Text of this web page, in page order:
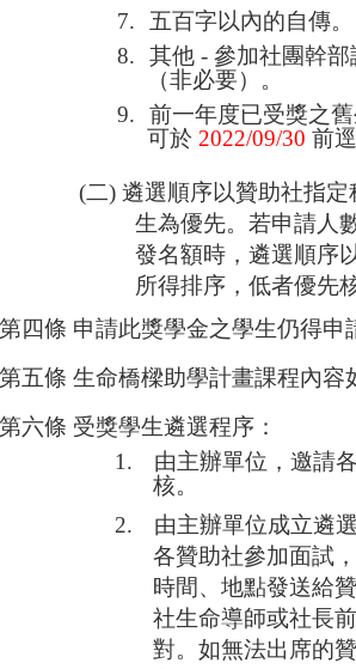
7.
五百字以內的自傳。
8.
其他 -參加社團幹
（非必要）。
9.
前一年度已受獎之
可於 2022/09/30 前
(二) 遴選順序以贊助社指定
生為優先。若申請人
發名額時，遴選順序
所得排序，低者優先
第四條 申請此獎學金之學生仍得申
第五條 生命橋樑助學計畫課程內容
第六條 受獎學生遴選程序：
1.
由主辦單位，邀請
核。
2.
由主辦單位成立遴
各贊助社參加面試
時間、地點發送給
社生命導師或社長
對。如無法出席的